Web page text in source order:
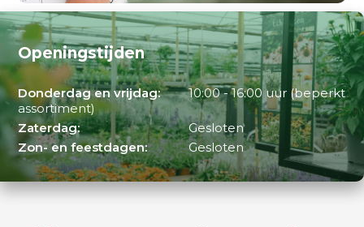
Openingstijden
Donderdag en vrijdag:
10:00 - 16:00 uur (beperkt
assortiment)
Zaterdag:
Gesloten
Zon- en feestdagen:
Gesloten